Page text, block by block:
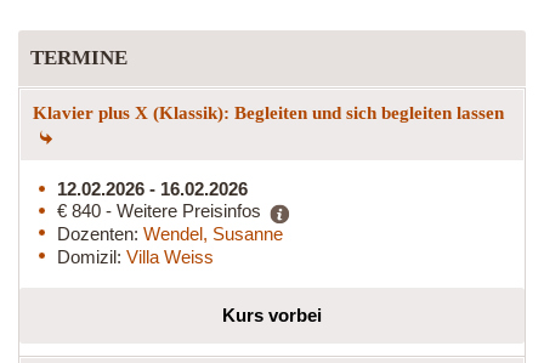
TERMINE
Klavier plus X (Klassik): Begleiten und sich begleiten lassen
12.02.2026 - 16.02.2026
€ 840 - Weitere Preisinfos
Dozenten: Wendel, Susanne
Domizil: Villa Weiss
Kurs vorbei